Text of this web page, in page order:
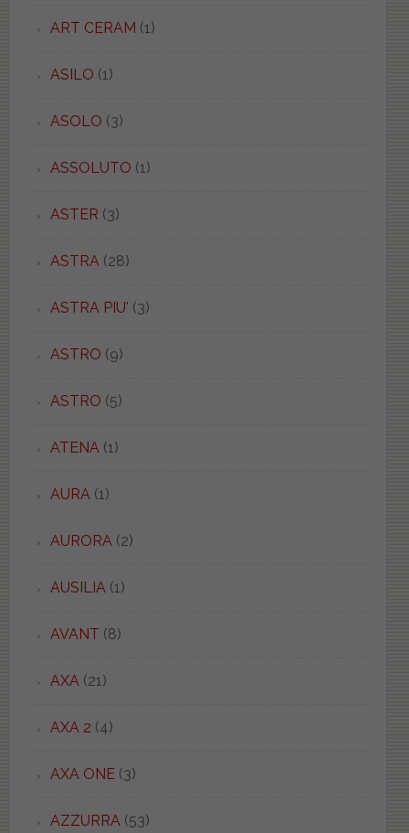
ART CERAM (1)
ASILO (1)
ASOLO (3)
ASSOLUTO (1)
ASTER (3)
ASTRA(28)
ASTRA PIU' (3)
ASTRO (9)
ASTRO (5)
ATENA(1)
AURA(1)
AURORA(2)
AUSILIA(1)
AVANT (8)
AXA(21)
AXA 2 (4)
AXA ONE(3)
AZZURRA(53)